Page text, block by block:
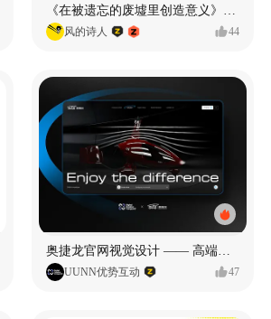
风的诗人 44
奥捷龙官网视觉设计 —— 高端网站建设
UUNN优势互动 47